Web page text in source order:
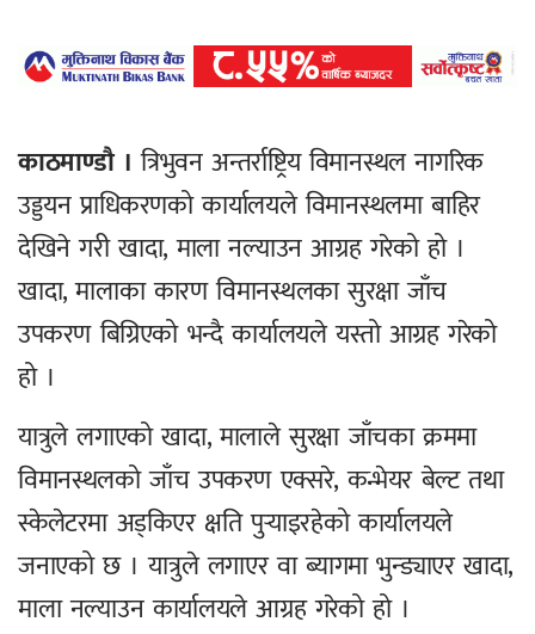
काठमाण्डौ । त्रिभुवन अन्तर्राष्ट्रिय विमानस्थल नागरिक
उड्डयन प्राधिकरणको कार्यालयले विमानस्थलमा बाहिर
देखिने गरी खादा, माला नल्याउन आग्रह गरेको हो ।
खादा, मालाका कारण विमानस्थलका सुरक्षा जाँच
उपकरण बिग्रिएको भन्दै कार्यालयले यस्तो आग्रह गरेको
हो ।
यात्रुले लगाएको खादा, मालाले सुरक्षा जाँचका क्रममा
विमानस्थलको जाँच उपकरण एक्सरे, कन्भेयर बेल्ट तथा
स्केलेटरमा अड्किएर क्षति पुर्‍याइरहेको कार्यालयले
जनाएको छ । यात्रुले लगाएर वा ब्यागमा भुन्ड्याएर खादा,
माला नल्याउन कार्यालयले आग्रह गरेको हो ।